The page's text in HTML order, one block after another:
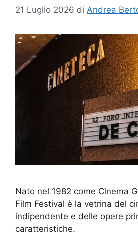
21 Luglio 2026 di Andrea
Nato nel 1982 come Cinema
Film Festival è la vetrina del
indipendente e delle opere
caratteristiche.